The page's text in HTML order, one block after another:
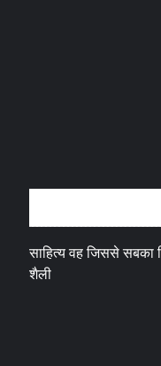
साहित्य वह जिससे सबका
शैली